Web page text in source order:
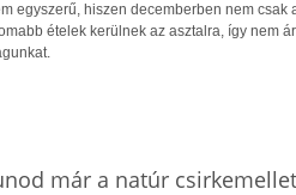
egyszerű, hiszen decemberben nem
ételek kerülnek az asztalra, így nem
már a natúr csirkemellet